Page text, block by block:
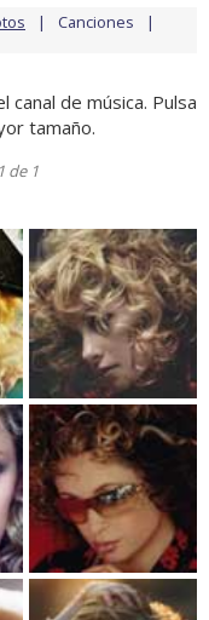
Canciones
de música. Pulsa
tamaño.
de 1